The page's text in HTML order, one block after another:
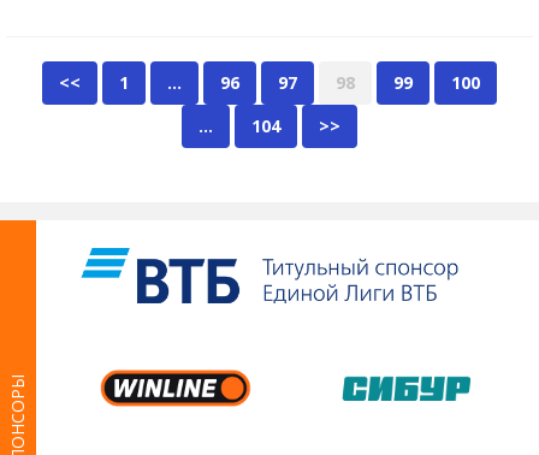
<< 1 … 96 97 98 99
100
…
104 >>
СПОНСОРЫ